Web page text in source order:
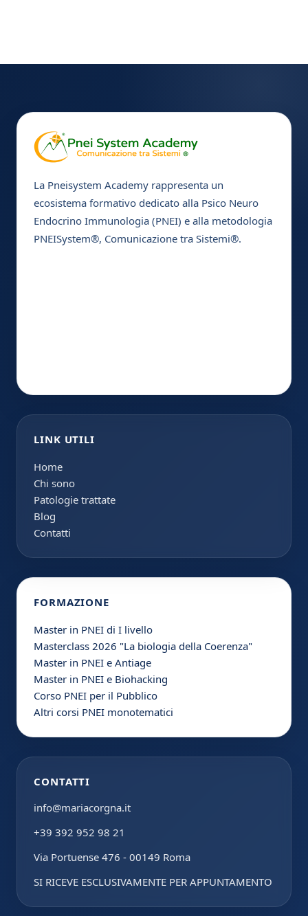
La Pneisystem Academy rappresenta un
ecosistema formativo dedicato alla Psico Neuro
Endocrino Immunologia (PNEI) e alla metodologia
PNEISystem®, Comunicazione tra Sistemi®.
LINK UTILI
Home
Chi sono
Patologie trattate
Blog
Contatti
FORMAZIONE
Master in PNEI di I livello
Masterclass 2026 "La biologia della Coerenza"
Master in PNEI e Antiage
Master in PNEI e Biohacking
Corso PNEI per il Pubblico
Altri corsi PNEI monotematici
CONTATTI
info@mariacorgna.it
+39 392 952 98 21
Via Portuense 476 - 00149 Roma
SI RICEVE ESCLUSIVAMENTE PER APPUNTAMENTO